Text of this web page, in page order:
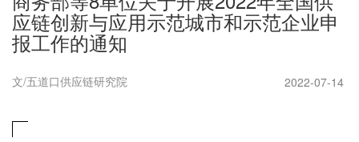
应链创新与应用示范城市和示范企业申
报工作的通知
文/五道口供应链研究院 2022-07-14